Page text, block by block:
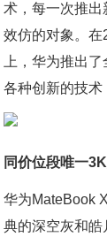
术，每一次推
效仿的对象。
上，华为推出
各种创新的技术
同价位段唯一
华为MateBook
典的深空灰和